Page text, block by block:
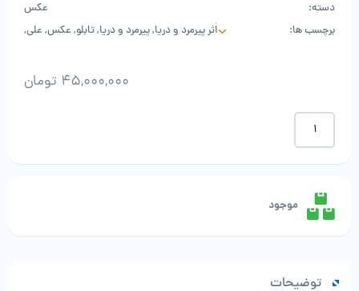
دسته:
عکس
برچسب ها:
اثر پیرمرد و دریا,پیرمرد و دریا,تابلو, عکس, علی,
45,000,000 تومان
علی
سیاه
دریا
عدد
موجود
توضیحات